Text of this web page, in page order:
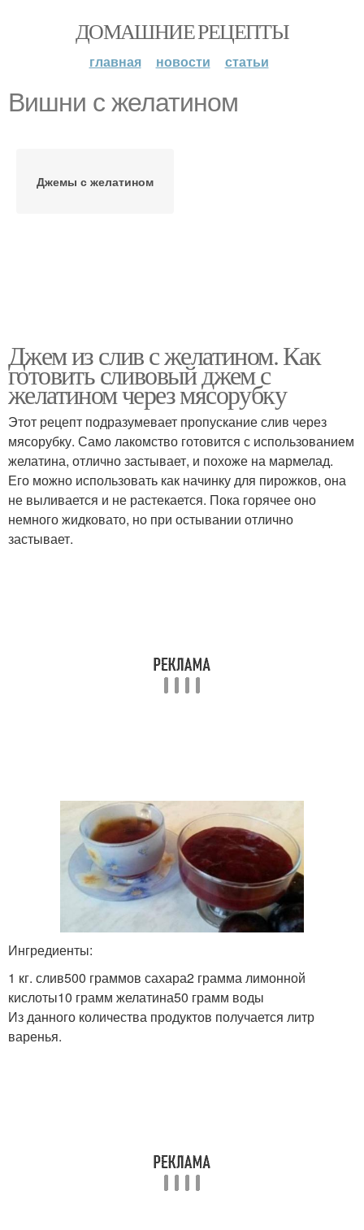
ДОМАШНИЕ РЕЦЕПТЫ
главная новости статьи
Вишни с желатином
Джемы с желатином
Джем из слив с желатином. Как
готовить сливовый джем с
желатином через мясорубку
Этот рецепт подразумевает пропускание слив через
мясорубку. Само лакомство готовится с использованием
желатина, отлично застывает, и похоже на мармелад.
Его можно использовать как начинку для пирожков, она
не выливается и не растекается. Пока горячее оно
немного жидковато, но при остывании отлично
застывает.
Ингредиенты:
1 кг. слив500 граммов сахара2 грамма лимонной
кислоты10 грамм желатина50 грамм воды
Из данного количества продуктов получается литр
варенья.